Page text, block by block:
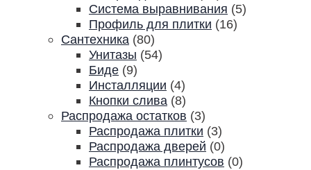
Система выравнивания (5)
Профиль для плитки (16)
Сантехника (80)
Унитазы (54)
Биде (9)
Инсталляции (4)
Кнопки слива (8)
Распродажа остатков (3)
Распродажа плитки (3)
Распродажа дверей (0)
Распродажа плинтусов (0)